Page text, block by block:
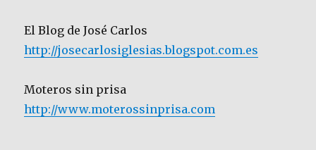
El Blog de José Carlos
http://josecarlosiglesias.blogspot.com.es
Moteros sin prisa
http://www.moterossinprisa.com